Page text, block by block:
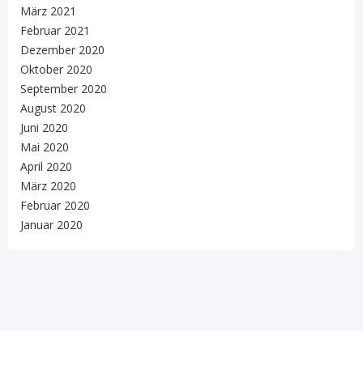
März 2021
Februar 2021
Dezember 2020
Oktober 2020
September 2020
August 2020
Juni 2020
Mai 2020
April 2020
März 2020
Februar 2020
Januar 2020